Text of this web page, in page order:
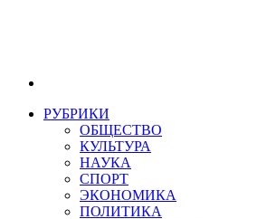
РУБРИКИ
ОБЩЕСТВО
КУЛЬТУРА
НАУКА
СПОРТ
ЭКОНОМИКА
ПОЛИТИКА